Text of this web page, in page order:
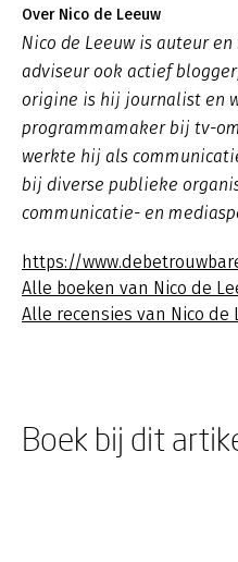
Over Nico de Leeuw
Nico de Leeuw is auteur
adviseur ook actief
origine is hij journalist en
programmamaker bij tv-
werkte hij als
bij diverse publieke
communicatie- en
https://
Alle boeken van Nico de
Alle recensies van Nico de
Boek bij dit